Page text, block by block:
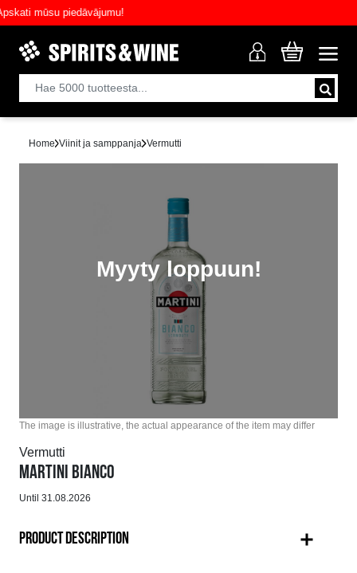
mūsu piedāvājumu!
Home Viinit ja samppanja Vermutti
Myyty loppuun!
The image is illustrative, the actual appearance of the item may differ
Vermutti
MARTINI BIANCO
Until 31.08.2026
PRODUCT DESCRIPTION